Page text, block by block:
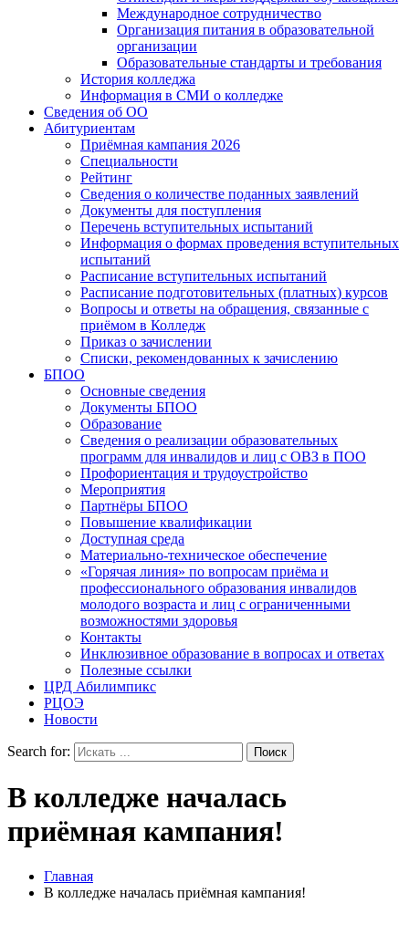
Международное сотрудничество
Организация питания в образовательной
организации
Образовательные стандарты и требования
История колледжа
Информация в СМИ о колледже
Сведения об ОО
Абитуриентам
Приёмная кампания 2026
Специальности
Рейтинг
Сведения о количестве поданных заявлений
Документы для поступления
Перечень вступительных испытаний
Информация о формах проведения вступительных
испытаний
Расписание вступительных испытаний
Расписание подготовительных (платных) курсов
Вопросы и ответы на обращения, связанные с
приёмом в Колледж
Приказ о зачислении
Списки, рекомендованных к зачислению
БПОО
Основные сведения
Документы БПОО
Образование
Сведения о реализации образовательных
программ для инвалидов и лиц с ОВЗ в ПОО
Профориентация и трудоустройство
Мероприятия
Партнёры БПОО
Повышение квалификации
Доступная среда
Материально-техническое обеспечение
«Горячая линия» по вопросам приёма и
профессионального образования инвалидов
молодого возраста и лиц с ограниченными
возможностями здоровья
Контакты
Инклюзивное образование в вопросах и ответах
Полезные ссылки
ЦРД Абилимпикс
РЦОЭ
Новости
Search for:
В колледже началась
приёмная кампания!
Главная
В колледже началась приёмная кампания!